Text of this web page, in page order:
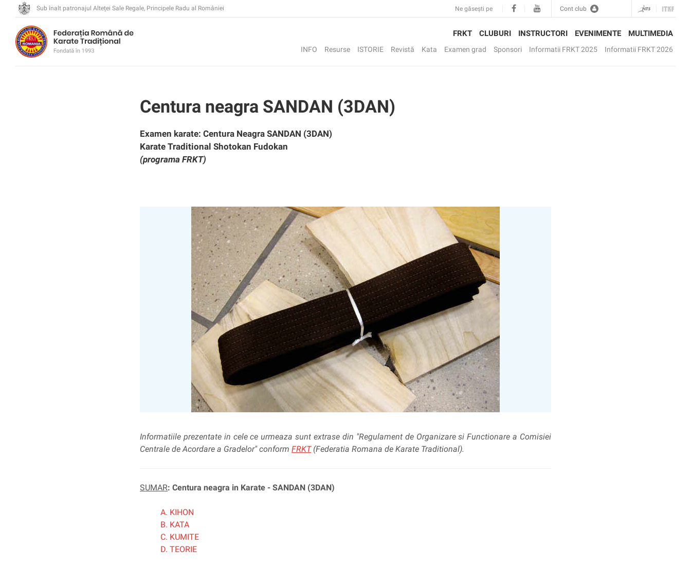
Sub înalt patronajul Alteței Sale Regale, Principele Radu al României Ne găsești pe Cont club
FRKT CLUBURI INSTRUCTORI EVENIMENTE MULTIMEDIA
INFO Resurse ISTORIE Revistă Kata Examen grad Sponsori Informatii FRKT 2025 Informatii FRKT 2026
Centura neagra SANDAN (3DAN)
Examen karate: Centura Neagra SANDAN (3DAN)
Karate Traditional Shotokan Fudokan
(programa FRKT)
Informatiile prezentate in cele ce urmeaza sunt extrase din "Regulament de Organizare si Functionare a Comisiei
Centrale de Acordare a Gradelor" conform FRKT(Federatia Romana de Karate Traditional).
SUMAR: Centura neagra in Karate - SANDAN (3DAN)
A. KIHON
B. KATA
C. KUMITE
D. TEORIE